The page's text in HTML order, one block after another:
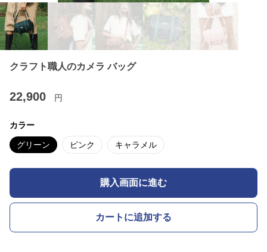
クラフト職人のカメラ バッグ
22,900 円
カラー
グリーン ピンク キャラメル
購入画面に進む
カートに追加する